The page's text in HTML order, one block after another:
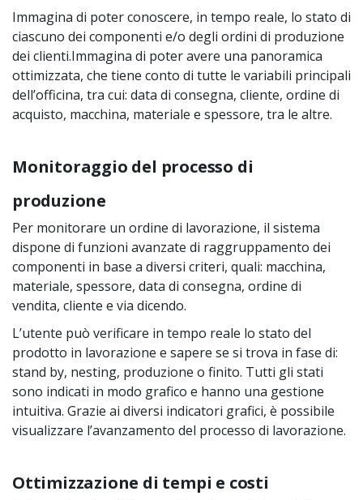
Immagina di poter conoscere, in tempo reale, lo stato di
ciascuno dei componenti e/o degli ordini di produzione
dei clienti.Immagina di poter avere una panoramica
ottimizzata, che tiene conto di tutte le variabili principali
dell’officina, tra cui: data di consegna, cliente, ordine di
acquisto, macchina, materiale e spessore, tra le altre.
Monitoraggio del processo di
produzione
Per monitorare un ordine di lavorazione, il sistema
dispone di funzioni avanzate di raggruppamento dei
componenti in base a diversi criteri, quali: macchina,
materiale, spessore, data di consegna, ordine di
vendita, cliente e via dicendo.
L’utente può verificare in tempo reale lo stato del
prodotto in lavorazione e sapere se si trova in fase di:
stand by, nesting, produzione o finito. Tutti gli stati
sono indicati in modo grafico e hanno una gestione
intuitiva. Grazie ai diversi indicatori grafici, è possibile
visualizzare l’avanzamento del processo di lavorazione.
Ottimizzazione di tempi e costi